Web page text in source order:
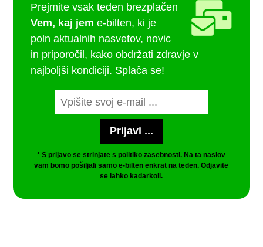
Prejmite vsak teden brezplačen
Vem, kaj jem e-bilten, ki je
poln aktualnih nasvetov, novic
in priporočil, kako obdržati zdravje v
najboljši kondiciji. Splača se!
* S prijavo se strinjate spolitiko zasebnosti. Na ta naslov
vam bomo pošiljali samo e-bilten enkrat na teden. Odjavite
se lahko kadarkoli.